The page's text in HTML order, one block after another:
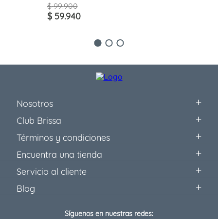
$ 99.900
$ 59.940
Nosotros
Club Brissa
Términos y condiciones
Encuentra una tienda
Servicio al cliente
Blog
Síguenos en nuestras redes: